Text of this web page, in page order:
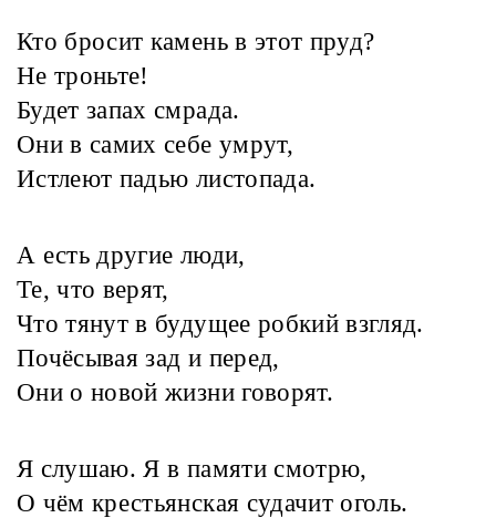
Кто бросит камень в этот пруд?
Не троньте!
Будет запах смрада.
Они в самих себе умрут,
Истлеют падью листопада.
А есть другие люди,
Те, что верят,
Что тянут в будущее робкий взгляд.
Почёсывая зад и перед,
Они о новой жизни говорят.
Я слушаю. Я в памяти смотрю,
О чём крестьянская судачит оголь.